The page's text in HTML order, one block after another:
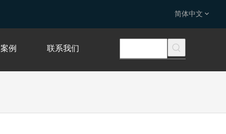
简体中文
案例 联系我们